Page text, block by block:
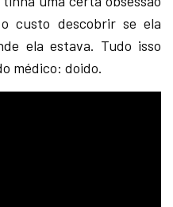
custo descobrir se ela
ela estava. Tudo isso
médico: doido.